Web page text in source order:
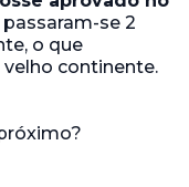
passaram-se 2
o que
continente.